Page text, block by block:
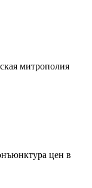
митрополия
цен в